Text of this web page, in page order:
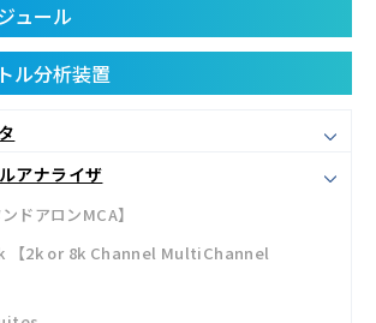
ュール
ル分析装置
アナライザ
ドアロンMCA】
【2k or 8k Channel MultiChannel